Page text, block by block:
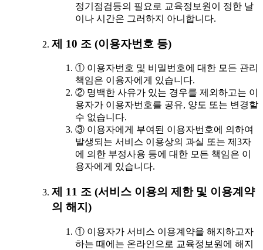
정기점검등의 필요로 교육정보원이 정한 날
이나 시간은 그러하지 아니합니다.
제 10 조 (이용자번호 등)
① 이용자번호 및 비밀번호에 대한 모든 관리
책임은 이용자에게 있습니다.
② 명백한 사유가 있는 경우를 제외하고는 이
용자가 이용자번호를 공유, 양도 또는 변경할
수 없습니다.
③ 이용자에게 부여된 이용자번호에 의하여
발생되는 서비스 이용상의 과실 또는 제3자
에 의한 부정사용 등에 대한 모든 책임은 이
용자에게 있습니다.
제 11 조 (서비스 이용의 제한 및 이용계약
의 해지)
① 이용자가 서비스 이용계약을 해지하고자
하는 때에는 온라인으로 교육정보원에 해지